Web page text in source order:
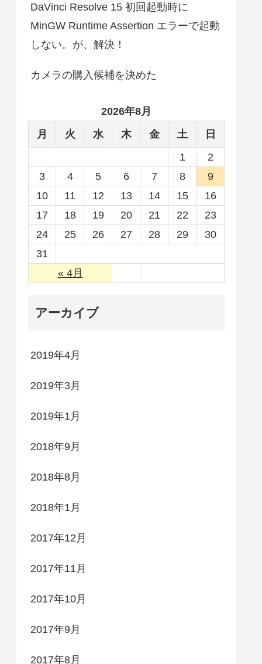
DaVinci Resolve 15 初回起動時に
MinGW Runtime Assertion エラーで起動
しない。が、解決！
カメラの購入候補を決めた
2026年8月
月
火 水 木 金 土 日
« 4月
1
2
3
4 5 6 7 8
9
10
11 12 13 14 15
16
17
18 19 20 21 22
23
24
25 26 27 28 29
30
31
アーカイブ
2019年4月
2019年3月
2019年1月
2018年9月
2018年8月
2018年1月
2017年12月
2017年11月
2017年10月
2017年9月
2017年8月